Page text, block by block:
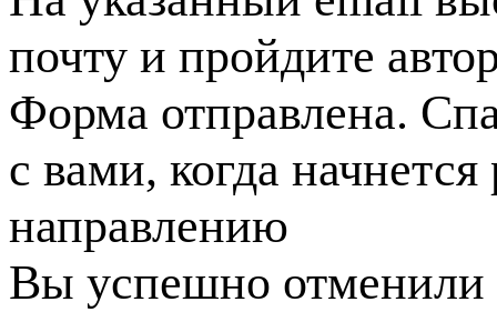
почту и пройдите
Форма отправлена.
с вами, когда
направлению
Вы успешно отменили